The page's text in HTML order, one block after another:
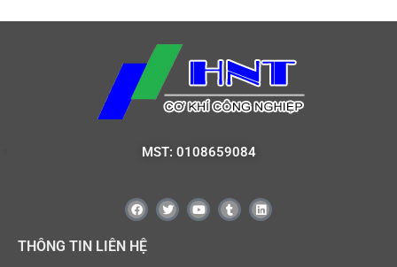
MST: 0108659084
THÔNG TIN LIÊN HỆ